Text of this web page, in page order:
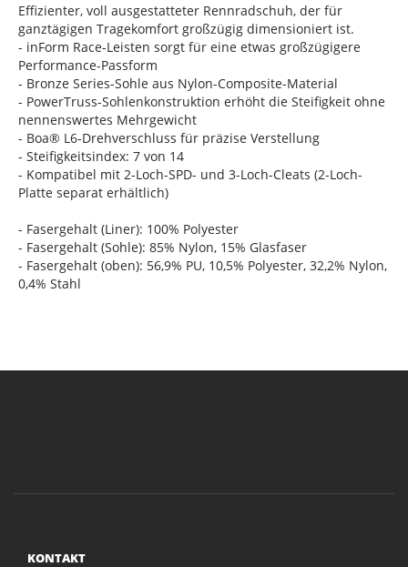
Effizienter, voll ausgestatteter Rennradschuh, der für
ganztägigen Tragekomfort großzügig dimensioniert ist.
- inForm Race-Leisten sorgt für eine etwas großzügigere
Performance-Passform
- Bronze Series-Sohle aus Nylon-Composite-Material
- PowerTruss-Sohlenkonstruktion erhöht die Steifigkeit ohne
nennenswertes Mehrgewicht
- Boa® L6-Drehverschluss für präzise Verstellung
- Steifigkeitsindex: 7 von 14
- Kompatibel mit 2-Loch-SPD- und 3-Loch-Cleats (2-Loch-
Platte separat erhältlich)
- Fasergehalt (Liner): 100% Polyester
- Fasergehalt (Sohle): 85% Nylon, 15% Glasfaser
- Fasergehalt (oben): 56,9% PU, 10,5% Polyester, 32,2% Nylon,
0,4% Stahl
KONTAKT